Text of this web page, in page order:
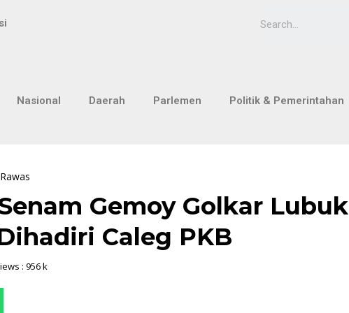
Nasional Daerah Parlemen Politik & Pemerintahan
Gemoy Golkar Lubuk
Caleg PKB
: 956 k